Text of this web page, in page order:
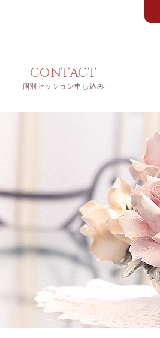
CONTACT
個別セッション申し込み